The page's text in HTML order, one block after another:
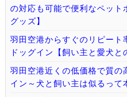
の対応も可能で便利なペット
グッズ】
羽田空港からすぐのリピート
ドッグイン【飼い主と愛犬と
羽田空港近くの低価格で質の
イン～犬と飼い主は似るって